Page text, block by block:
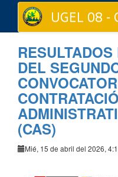
UGEL 08 -
DEL
(CAS)
Mié, 15 de abril del 2026,